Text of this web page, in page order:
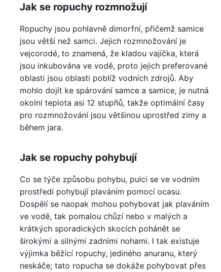
Jak se ropuchy rozmnožují
Ropuchy jsou pohlavně dimorfní, přičemž samice
jsou větší než samci. Jejich rozmnožování je
vejcorodé, to znamená, že kladou vajíčka, která
jsou inkubována ve vodě, proto jejich preferované
oblasti jsou oblasti poblíž vodních zdrojů. Aby
mohlo dojít ke spárování samce a samice, je nutná
okolní teplota asi 12 stupňů, takže optimální časy
pro rozmnožování jsou většinou uprostřed zimy a
během jara.
Jak se ropuchy pohybují
Co se týče způsobu pohybu, pulci se ve vodním
prostředí pohybují plaváním pomocí ocasu.
Dospělí se naopak mohou pohybovat jak plaváním
ve vodě, tak pomalou chůzí nebo v malých a
krátkých sporadických skocích pohánět se
širokými a silnými zadními nohami. I tak existuje
výjimka běžící ropuchy, jediného anuranu, který
neskáče; tato ropucha se dokáže pohybovat přes